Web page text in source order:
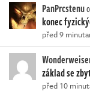
PanPrcstenu
konec
před 9
základ se
před 10